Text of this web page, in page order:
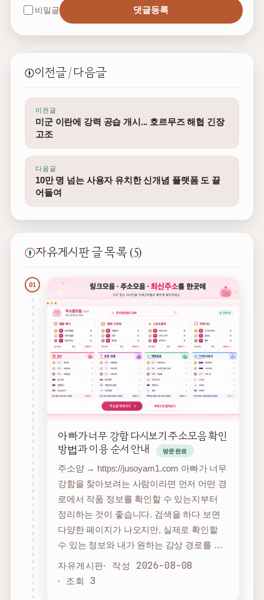
비밀글 댓글등록
이전글 / 다음글
이전글
미군 이란에 강력 공습 개시... 호르무즈 해협 긴장
고조
다음글
10만 명 넘는 사용자 유치한 신개념 플랫폼 도 끌
어들여
자유게시판 글 목록 (5)
01
아빠가 너무 강함 다시보기 주소모음 확인
방법과 이용 순서 안내
방문완료
주소얌 → https://jusoyam1.com 아빠가 너무
강함을 찾아보려는 사람이라면 먼저 어떤 경
로에서 작품 정보를 확인할 수 있는지부터
정리하는 것이 좋습니다. 검색을 하다 보면
다양한 페이지가 나오지만, 실제로 확인할
수 있는 정보와 내가 원하는 감상 경로를 …
자유게시판
작성 2026-08-08
조회 3